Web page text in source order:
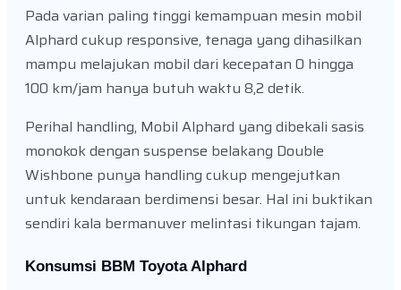
Pada varian paling tinggi kemampuan mesin mobil
Alphard cukup responsive, tenaga yang dihasilkan
mampu melajukan mobil dari kecepatan 0 hingga
100 km/jam hanya butuh waktu 8,2 detik.
Perihal handling, Mobil Alphard yang dibekali sasis
monokok dengan suspense belakang Double
Wishbone punya handling cukup mengejutkan
untuk kendaraan berdimensi besar. Hal ini buktikan
sendiri kala bermanuver melintasi tikungan tajam.
Konsumsi BBM Toyota Alphard